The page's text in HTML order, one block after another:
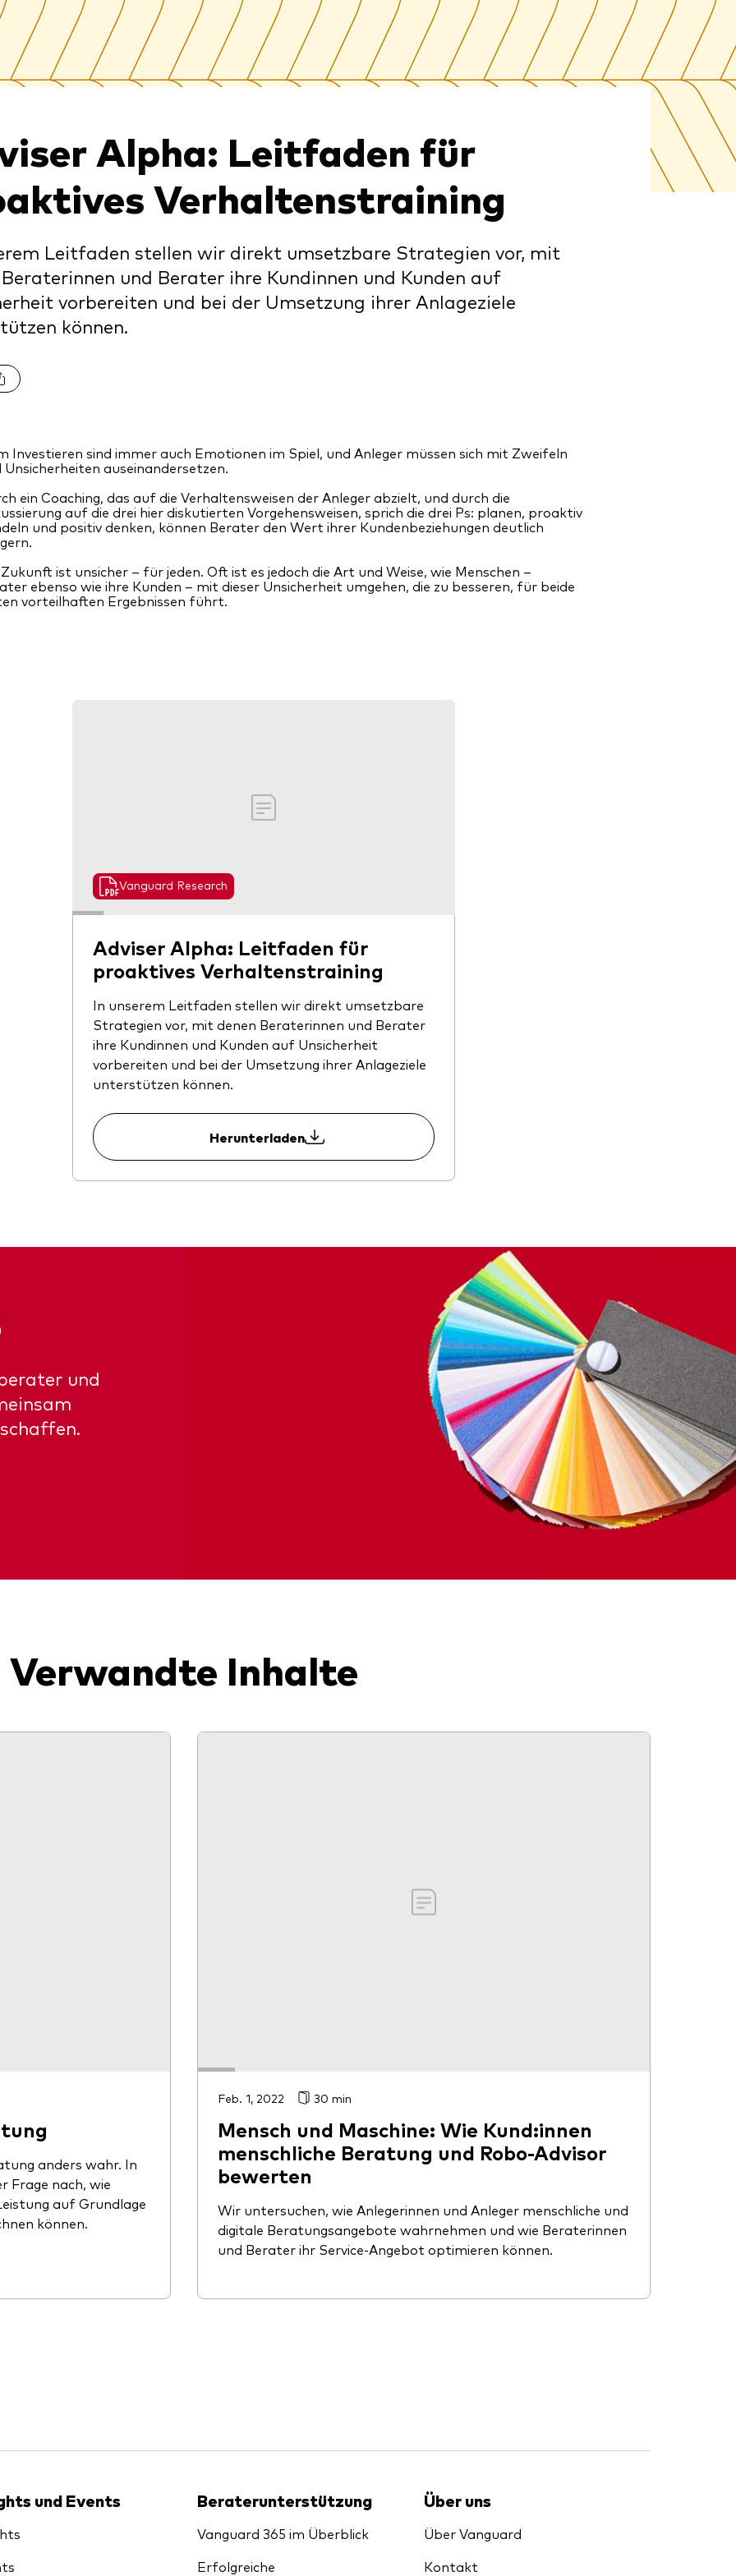
market
Modellportfolios
Beratungsstudie
Alpha: Leitfaden für
Verhaltenstraining
Leitfaden stellen wir direkt umsetzbare Strategien vor, mit
und Berater ihre Kundinnen und Kunden auf
vorbereiten und bei der Umsetzung ihrer Anlageziele
können.
Investieren sind immer auch Emotionen im Spiel, und Anleger müssen sich mit Zweifeln
Unsicherheiten auseinandersetzen.
ein Coaching, das auf die Verhaltensweisen der Anleger abzielt, und durch die
auf die drei hier diskutierten Vorgehensweisen, sprich die drei Ps: planen, proaktiv
und positiv denken, können Berater den Wert ihrer Kundenbeziehungen deutlich
ist unsicher – für jeden. Oft ist es jedoch die Art und Weise, wie Menschen –
ebenso wie ihre Kunden – mit dieser Unsicherheit umgehen, die zu besseren, für beide
vorteilhaften Ergebnissen führt.
Vanguard Research
Adviser Alpha: Leitfaden für
proaktives Verhaltenstraining
In unserem Leitfaden stellen wir direkt umsetzbare
Strategien vor, mit denen Beraterinnen und Berater
ihre Kundinnen und Kunden auf Unsicherheit
vorbereiten und bei der Umsetzung ihrer Anlageziele
unterstützen können.
Herunterladen
und
Verwandte Inhalte
anders wahr. In
Frage nach, wie
auf Grundlage
können.
Feb. 1, 2022 30 min
Mensch und Maschine: Wie Kund:innen
menschliche Beratung und Robo-Advisor
bewerten
Wir untersuchen, wie Anlegerinnen und Anleger menschliche und
digitale Beratungsangebote wahrnehmen und wie Beraterinnen
und Berater ihr Service-Angebot optimieren können.
und Events Beraterunterstützung
Vanguard 365 im Überblick
Erfolgreiche
Über uns
Über Vanguard
Kontakt